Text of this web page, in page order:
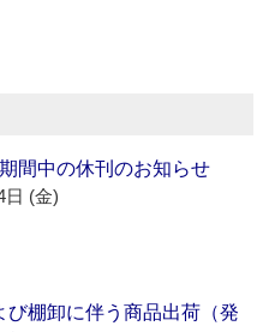
間中の休刊のお知らせ
日 (金)
び棚卸に伴う商品出荷（発